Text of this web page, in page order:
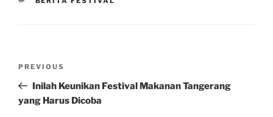
Previous
Post
PREVIOUS
Inilah Keunikan Festival Makanan Tangerang
yang Harus Dicoba